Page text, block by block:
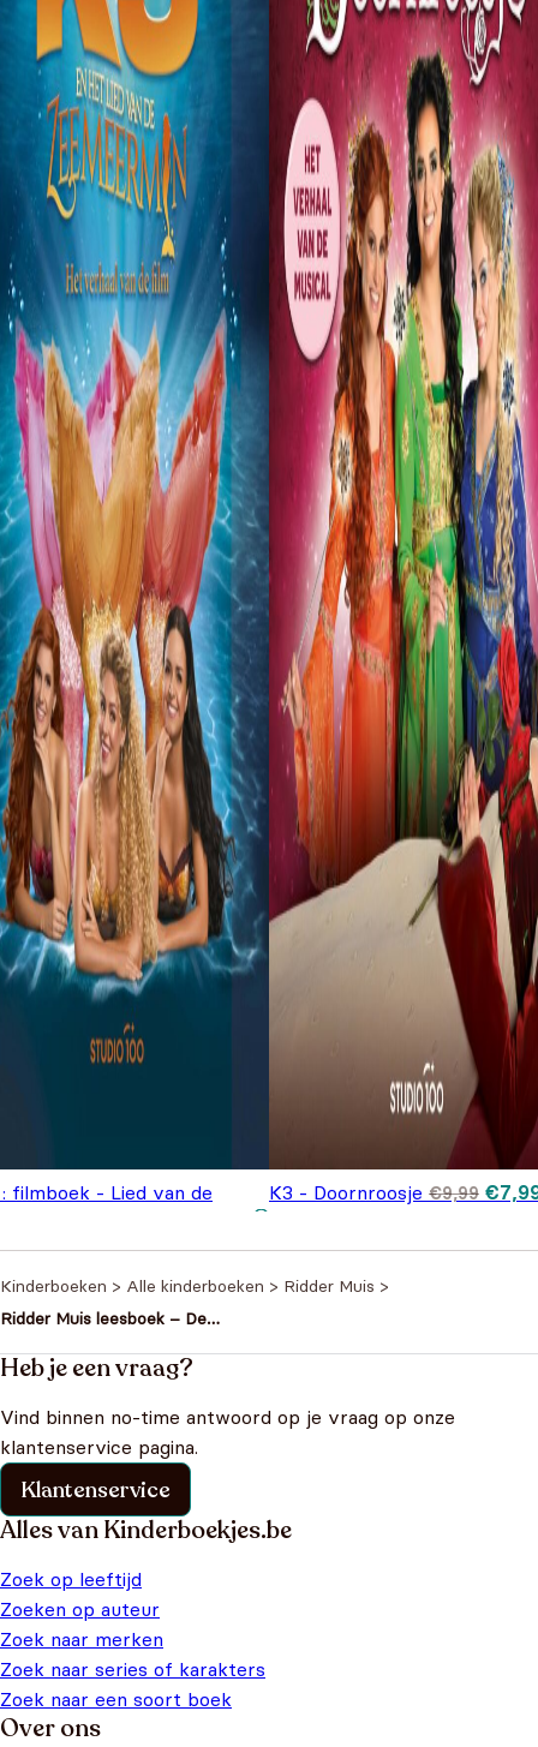
filmboek - Lied van de
Oorspronkelijke
€18,99.
Huidige
€14,99.
K3 - Doornroosje €9,99 prijs
€
Kinderboeken > Alle kinderboeken > Ridder Muis >
Ridder Muis leesboek – De
Heb je een vraag?
Vind binnen no-time antwoord op je vraag op onze
klantenservice pagina.
Klantenservice
Alles van Kinderboekjes.be
Zoek op leeftijd
Zoeken op auteur
Zoek naar merken
Zoek naar series of karakters
Zoek naar een soort boek
Over ons